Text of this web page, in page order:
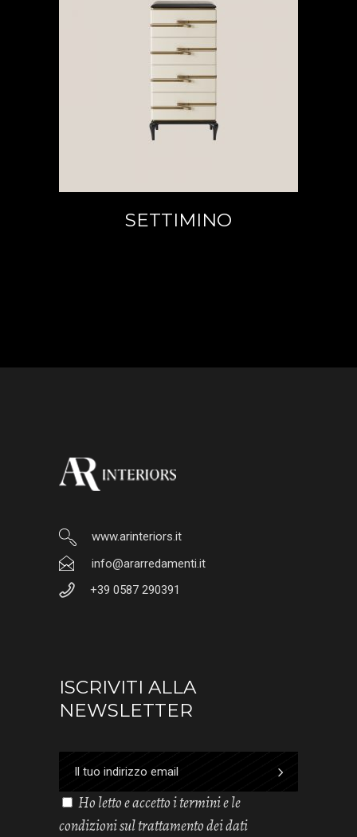
LEGGI TUTTO
SETTIMINO
www.arinteriors.it
info@ararredamenti.it
+39 0587 290391
ISCRIVITI ALLA
NEWSLETTER
Ho letto e accetto i termini e le
condizioni sul trattamento dei dati